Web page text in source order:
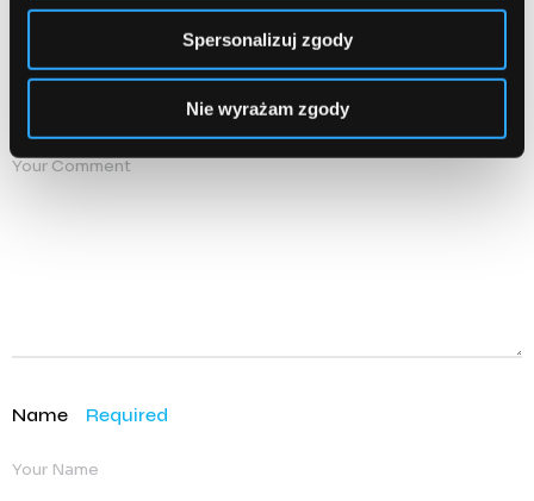
Spersonalizuj zgody
Nie wyrażam zgody
Leave a comment
Required
Name Required